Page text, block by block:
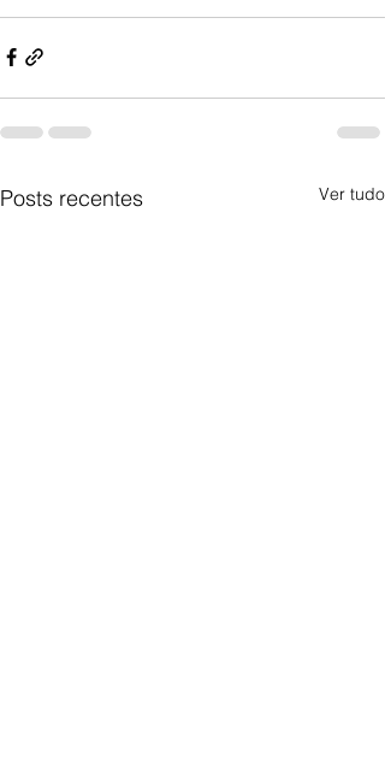
Posts recentes Ver tudo